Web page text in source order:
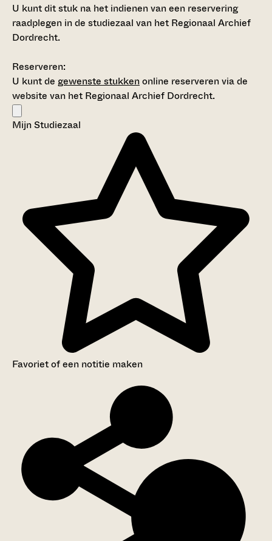
U kunt dit stuk na het indienen van een reservering
raadplegen in de studiezaal van het Regionaal Archief
Dordrecht.
Reserveren:
U kunt de gewenste stukkenonline reserveren via de
website van het Regionaal Archief Dordrecht.
Mijn Studiezaal
Favoriet of een notitie maken